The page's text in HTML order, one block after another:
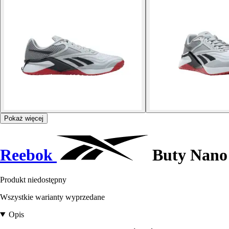
Pokaż więcej
Reebok Buty
Produkt niedostępny
Wszystkie warianty wyprzedane
Opis